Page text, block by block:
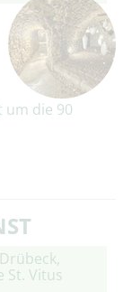
um die 90
St. Vitus